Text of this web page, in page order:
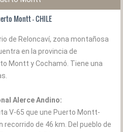
Montt - CHILE
de Reloncaví, zona montañosa
en la provincia de
Montt y Cochamó. Tiene una
Alerce Andino:
V-65 que une Puerto Montt-
recorrido de 46 km. Del pueblo de